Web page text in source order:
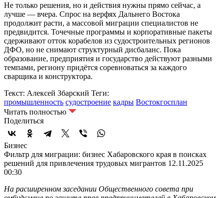
Не только решения, но и действия нужны прямо сейчас, а
лучше — вчера. Спрос на верфях Дальнего Востока
продолжит расти, а массовой миграции специалистов не
предвидится. Точечные программы и корпоративные пакеты
сдерживают отток корабелов из судостроительных регионов
ДФО, но не снимают структурный дисбаланс. Пока
образование, предприятия и государство действуют разными
темпами, региону придётся соревноваться за каждого
сварщика и конструктора.
Текст: Алексей Збарский Теги:
промышленность судостроение кадры Востокгосплан
Читать полностью
Поделиться
Бизнес
Фильтр для миграции: бизнес Хабаровского края в поисках
решений для привлечения трудовых мигрантов 12.11.2025
00:30
На расширенном заседании Общественного совета при